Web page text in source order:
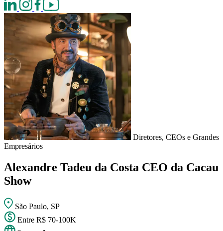
Diretores, CEOs e Grandes
Empresários
Alexandre Tadeu da Costa CEO da Cacau
Show
São Paulo, SP
Entre R$ 70-100K